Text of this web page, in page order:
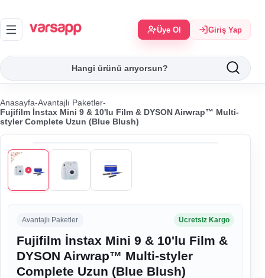
Üye Ol Giriş Yap
Anasayfa-Avantajlı Paketler-
Fujifilm İnstax Mini 9 & 10'lu Film & DYSON Airwrap™ Multi-
styler Complete Uzun (Blue Blush)
Avantajlı Paketler Ücretsiz Kargo
Fujifilm İnstax Mini 9 & 10'lu Film &
DYSON Airwrap™ Multi-styler
Complete Uzun (Blue Blush)